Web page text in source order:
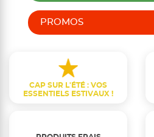
PROMOS
CAP SUR L'ÉTÉ : VOS
ESSENTIELS ESTIVAUX !